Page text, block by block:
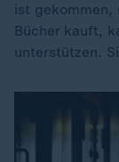
ist gekommen,
Bücher kauft,
unterstützen.